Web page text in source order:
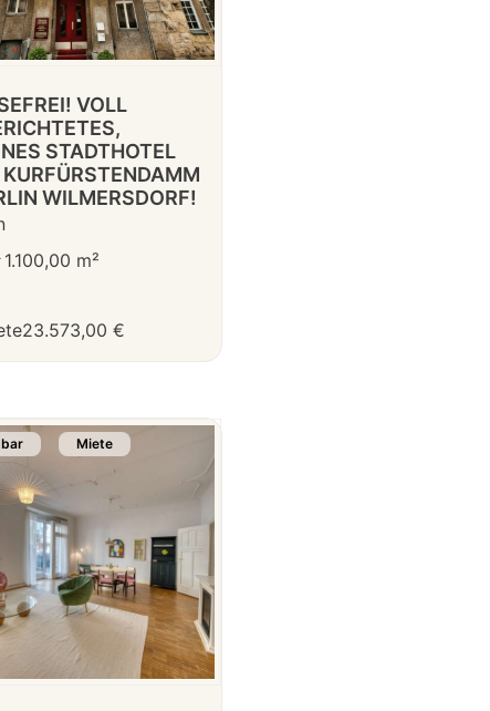
VOLL
STADTHOTEL
WILMERSDORF!
1.100,00 m²
23.573,00 €
Miete